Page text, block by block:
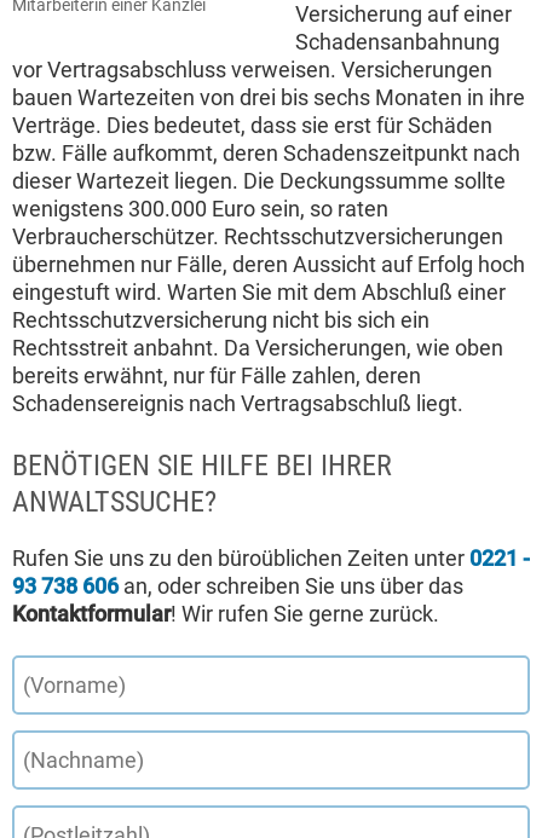
Mitarbeiterin einer Kanzlei
Versicherung auf einer
Schadensanbahnung
vor Vertragsabschluss verweisen. Versicherungen
bauen Wartezeiten von drei bis sechs Monaten in ihre
Verträge. Dies bedeutet, dass sie erst für Schäden
bzw. Fälle aufkommt, deren Schadenszeitpunkt nach
dieser Wartezeit liegen. Die Deckungssumme sollte
wenigstens 300.000 Euro sein, so raten
Verbraucherschützer. Rechtsschutzversicherungen
übernehmen nur Fälle, deren Aussicht auf Erfolg hoch
eingestuft wird. Warten Sie mit dem Abschluß einer
Rechtsschutzversicherung nicht bis sich ein
Rechtsstreit anbahnt. Da Versicherungen, wie oben
bereits erwähnt, nur für Fälle zahlen, deren
Schadensereignis nach Vertragsabschluß liegt.
BENÖTIGEN SIE HILFE BEI IHRER
ANWALTSSUCHE?
Rufen Sie uns zu den büroüblichen Zeiten unter 0221 -
93 738 606an, oder schreiben Sie uns über das
Kontaktformular! Wir rufen Sie gerne zurück.